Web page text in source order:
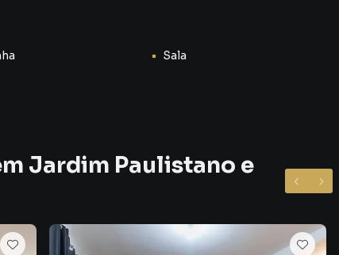
estúdios, consultórios ou espaços de convivência;
pé-direito alto, acabamento de qualidade e estrutura
Sala
Jardim Paulistano e